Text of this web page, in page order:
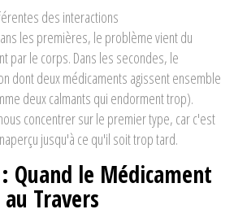
des interactions
les premières, le problème vient du
par le corps. Dans les secondes, le
dont deux médicaments agissent ensemble
deux calmants qui endorment trop).
concentrer sur le premier type, car c'est
jusqu'à ce qu'il soit trop tard.
Quand le Médicament
au Travers